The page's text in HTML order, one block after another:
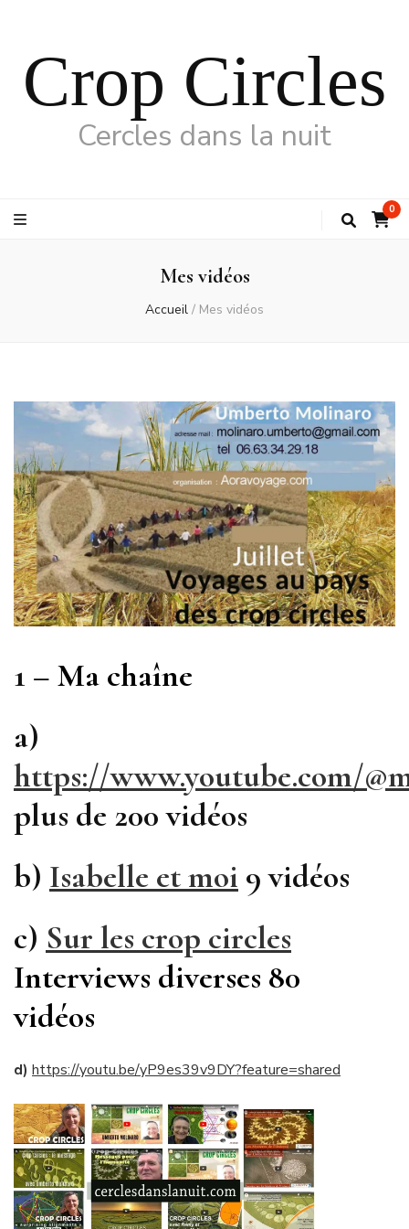
Crop Circles
Cercles dans la nuit
0
Mes vidéos
Accueil / Mes vidéos
1 – Ma chaîne
a)
https://www.youtube.com/
plus de 200 vidéos
b) Isabelle et moi 9 vidéos
c) Sur les crop circles
Interviews diverses 80
vidéos
d) https://youtu.be/yP9es39v9DY?feature=shared